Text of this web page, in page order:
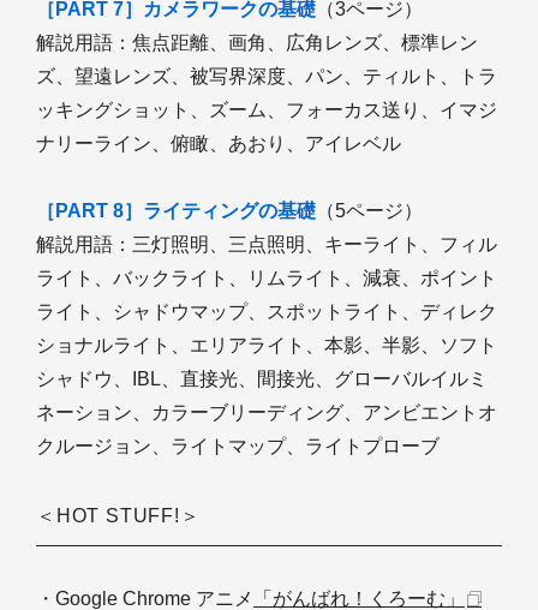
［PART 7］カメラワークの基礎 （3ページ）
解説用語：焦点距離、画角、広角レンズ、標準レン
ズ、望遠レンズ、被写界深度、パン、ティルト、トラ
ッキングショット、ズーム、フォーカス送り、イマジ
ナリーライン、俯瞰、あおり、アイレベル
［PART 8］ライティングの基礎 （5ページ）
解説用語：三灯照明、三点照明、キーライト、フィル
ライト、バックライト、リムライト、減衰、ポイント
ライト、シャドウマップ、スポットライト、ディレク
ショナルライト、エリアライト、本影、半影、ソフト
シャドウ、IBL、直接光、間接光、グローバルイルミ
ネーション、カラーブリーディング、アンビエントオ
クルージョン、ライトマップ、ライトプローブ
＜HOT STUFF!＞
・Google Chrome アニメ 「がんばれ！くろーむ」